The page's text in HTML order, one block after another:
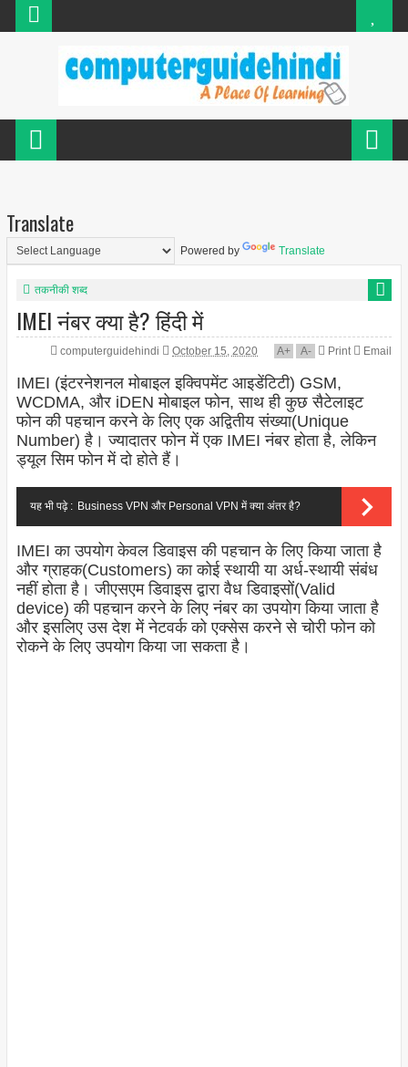
Translate
Powered by Translate
तकनीकी शब्द
IMEI नंबर क्या है? हिंदी में
computerguidehindi October 15, 2020 A+ A- Print Email
IMEI (इंटरनेशनल मोबाइल इक्विपमेंट आइडेंटिटी) GSM,
WCDMA, और iDEN मोबाइल फोन, साथ ही कुछ सैटेलाइट
फोन की पहचान करने के लिए एक अद्वितीय संख्या(Unique
Number) है। ज्यादातर फोन में एक IMEI नंबर होता है, लेकिन
ड्यूल सिम फोन में दो होते हैं।
यह भी पढ़े : Business VPN और Personal VPN में क्या अंतर है?
IMEI का उपयोग केवल डिवाइस की पहचान के लिए किया जाता है
और ग्राहक(Customers) का कोई स्थायी या अर्ध-स्थायी संबंध
नहीं होता है। जीएसएम डिवाइस द्वारा वैध डिवाइसों(Valid
device) की पहचान करने के लिए नंबर का उपयोग किया जाता है
और इसलिए उस देश में नेटवर्क को एक्सेस करने से चोरी फोन को
रोकने के लिए उपयोग किया जा सकता है।